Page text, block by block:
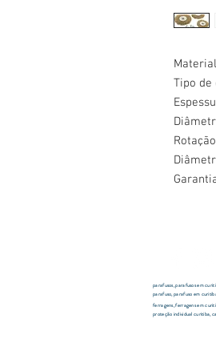
Tipo de
ferragens, ferragens em
proteção individual curitiba,
parafusos, parafusos em
parafuso, parafuso em